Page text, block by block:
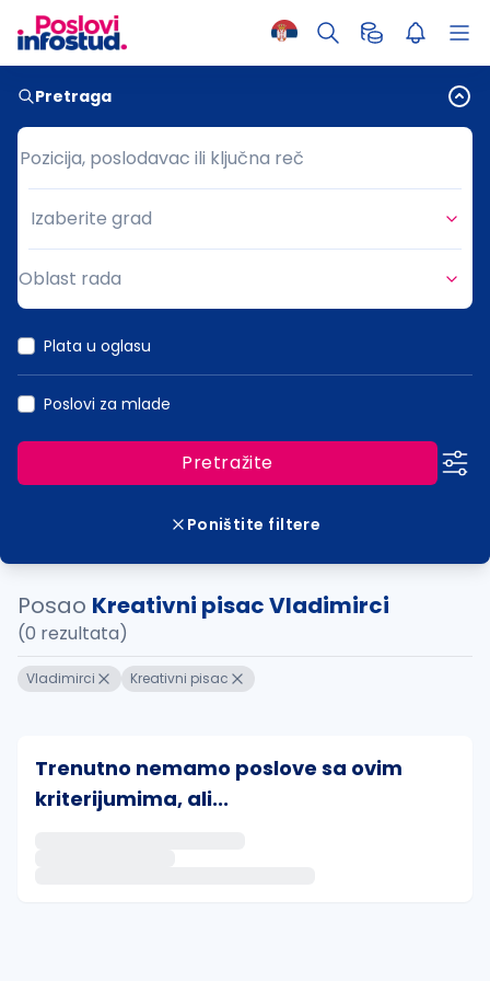
Pretraga
Pozicija, poslodavac ili ključna reč
Pozicija, poslodavac ili ključna reč
Grad
Izaberite grad
Oblast rada
Plata u oglasu
Poslovi za mlade
Pretražite
Poništite filtere
Posao Kreativni pisac Vladimirci
(0 rezultata)
Vladimirci Kreativni pisac
Trenutno nemamo poslove sa ovim
kriterijumima, ali...